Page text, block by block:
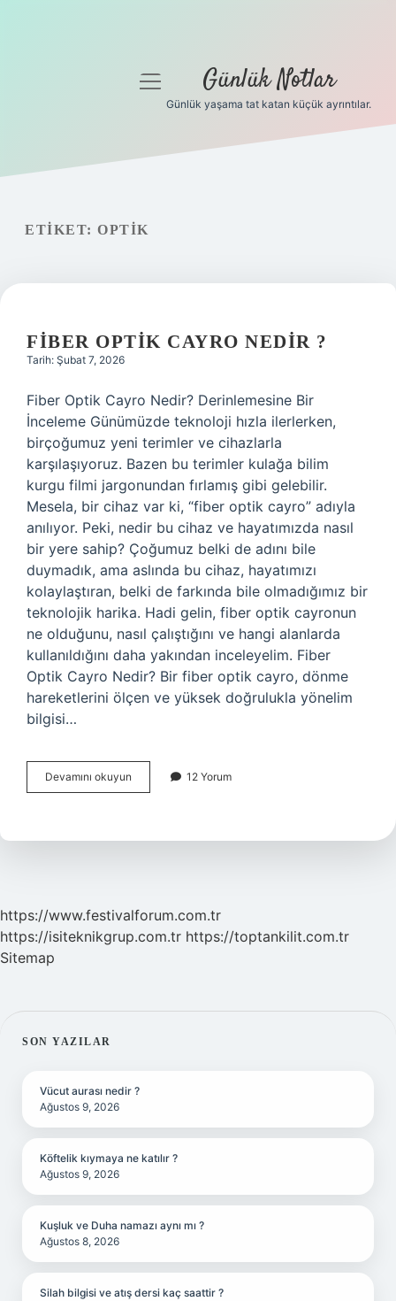
Gizlilik Politikası
menüyü
Günlük Notlar
Günlük yaşama tat katan küçük ayrıntılar.
ETIKET: OPTIK
FIBER OPTIK CAYRO NEDIR ?
Tarih: Şubat 7, 2026
Fiber Optik Cayro Nedir? Derinlemesine Bir
İnceleme Günümüzde teknoloji hızla ilerlerken,
birçoğumuz yeni terimler ve cihazlarla
karşılaşıyoruz. Bazen bu terimler kulağa bilim
kurgu filmi jargonundan fırlamış gibi gelebilir.
Mesela, bir cihaz var ki, “fiber optik cayro” adıyla
anılıyor. Peki, nedir bu cihaz ve hayatımızda nasıl
bir yere sahip? Çoğumuz belki de adını bile
duymadık, ama aslında bu cihaz, hayatımızı
kolaylaştıran, belki de farkında bile olmadığımız bir
teknolojik harika. Hadi gelin, fiber optik cayronun
ne olduğunu, nasıl çalıştığını ve hangi alanlarda
kullanıldığını daha yakından inceleyelim. Fiber
Optik Cayro Nedir? Bir fiber optik cayro, dönme
hareketlerini ölçen ve yüksek doğrulukla yönelim
bilgisi…
Devamını okuyun
optik
?
12 Yorum
https://www.festivalforum.com.tr
https://isiteknikgrup.com.tr https://toptankilit.com.tr
Sitemap
SIDEBAR
SON YAZILAR
Vücut aurası nedir ?
Ağustos 9, 2026
Köftelik kıymaya ne katılır ?
Ağustos 9, 2026
Kuşluk ve Duha namazı aynı mı ?
Ağustos 8, 2026
Silah bilgisi ve atış dersi kaç saattir ?